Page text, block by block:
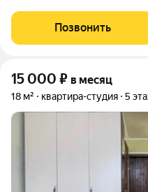
Позвонить
15 000 ₽ в месяц
18 м² квартира-студия 5